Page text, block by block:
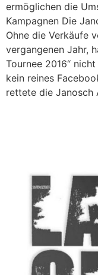
ermöglichen die
Kampagnen Die
Ohne die Verkäufe
vergangenen Jahr,
Tournee 2016“
kein reines
rettete die Janosch